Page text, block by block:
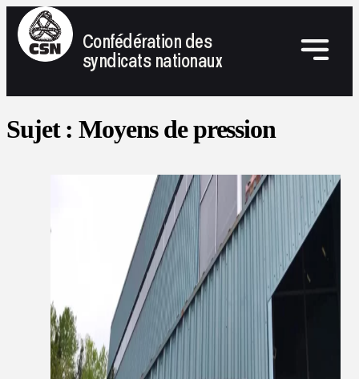
Confédération des
syndicats nationaux
Sujet :Moyens de pression